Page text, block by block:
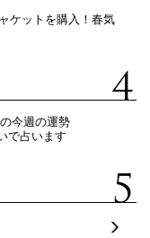
ケットを購入！春気
今週の運勢
で占います